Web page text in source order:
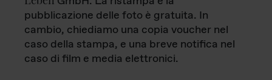
pubblicazione delle foto è gratuita. In
cambio, chiediamo una copia voucher nel
caso della stampa, e una breve notifica nel
caso di film e media elettronici.